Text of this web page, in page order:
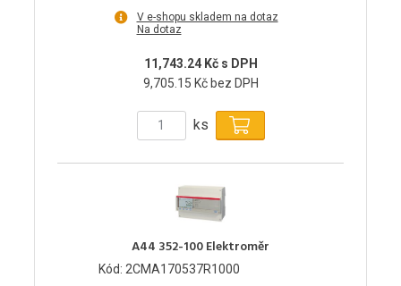
V e-shopu skladem na dotaz
Na dotaz
11,743.24 Kč s DPH
9,705.15 Kč bez DPH
ks
A44 352-100 Elektroměr
Kód: 2CMA170537R1000